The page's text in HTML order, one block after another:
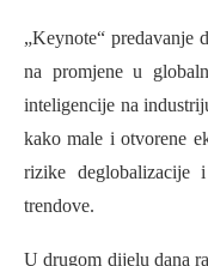
„Keynote“ predavanje
na promjene u
inteligencije na
kako male i otvorene
rizike deglobalizacije
trendove.
U drugom dijelu dana